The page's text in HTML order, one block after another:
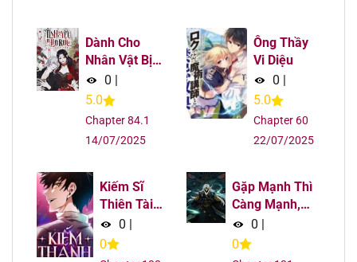
Chapter 169 12/08/2025
Chapter 168 12/08/2025
Chapter 167 12/08/2025
Chapter 165 12/08/2025
Chapter 164
Dành Cho
Nhân Vật Bị
Bỏ Rơi Yêu
Thích Nhất
Của Tôi
0
5.0
Chapter 84.1
14/07/2025
Ông Thầy
Vi Diệu
0
5.0
Chapter 60
22/07/2025
Kiếm Sĩ
Thiên Tài
Của Học
Viện
0 |
0
Gặp Mạnh Thì
Càng Mạnh,
Tu Vi Của Ta
Không Giới
Hạn
0 |
0